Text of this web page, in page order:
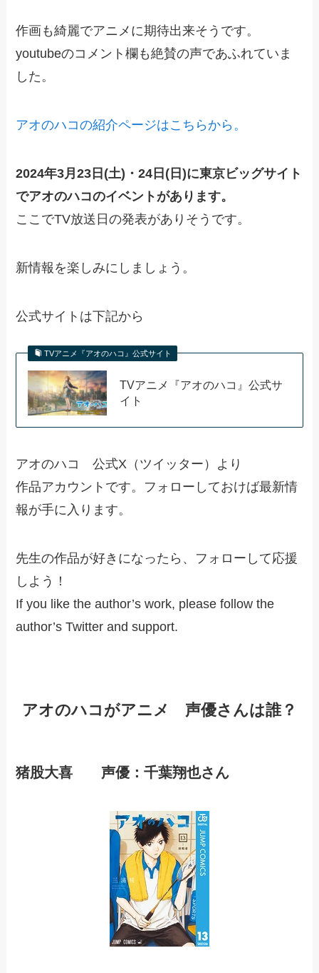
作画も綺麗でアニメに期待出来そうです。
youtubeのコメント欄も絶賛の声であふれていま
した。
アオのハコの紹介ページはこちらから。
2024年3月23日(土)・24日(日)に東京ビッグサイト
でアオのハコのイベントがあります。
ここでTV放送日の発表がありそうです。
新情報を楽しみにしましょう。
公式サイトは下記から
TVアニメ『アオのハコ』公式サイト
TVアニメ『アオのハコ』公式サ
イト
アオのハコ 公式X（ツイッター）より
作品アカウントです。フォローしておけば最新情
報が手に入ります。
先生の作品が好きになったら、フォローして応援
しよう！
If you like the author’s work, please follow the
author’s Twitter and support.
アオのハコがアニメ 声優さんは誰？
猪股大喜 声優：千葉翔也さん